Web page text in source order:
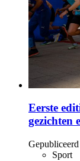
Eerste
gezichten
Sport